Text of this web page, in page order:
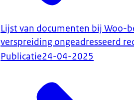
Lijst van documenten bij Woo-
verspreiding ongeadresseerd
Publicatie24-04-2025